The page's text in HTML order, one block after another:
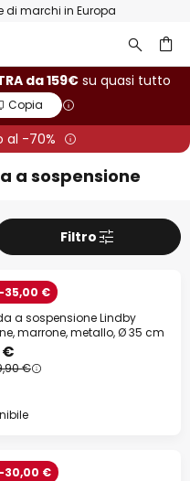
giorni
da 159€su quasi tutto
Copia
al -70%
a sospensione
Filtro
-35,00 €
a sospensione Lindby
marrone, metallo, Ø 35 cm
€
€
-30,00 €